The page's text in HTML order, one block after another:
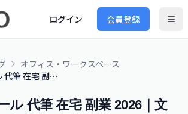
ログイン 会員登録
オフィス・ワークスペース
ビジネスメール 代筆 在宅 副業 2026｜文章作成を請け負う始め方と単価の決め方
ル 代筆 在宅 副業 2026｜文